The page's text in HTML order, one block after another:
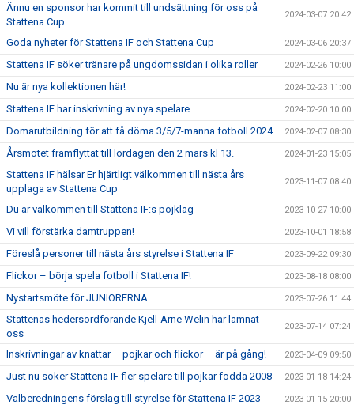
Ännu en sponsor har kommit till undsättning för oss på
Stattena Cup
2024-03-07 20:42
Goda nyheter för Stattena IF och Stattena Cup 2024-03-06 20:37
Stattena IF söker tränare på ungdomssidan i olika roller 2024-02-26 10:00
Nu är nya kollektionen här! 2024-02-23 11:00
Stattena IF har inskrivning av nya spelare 2024-02-20 10:00
Domarutbildning för att få döma 3/5/7-manna fotboll 2024 2024-02-07 08:30
Årsmötet framflyttat till lördagen den 2 mars kl 13. 2024-01-23 15:05
Stattena IF hälsar Er hjärtligt välkommen till nästa års
upplaga av Stattena Cup
2023-11-07 08:40
Du är välkommen till Stattena IF:s pojklag 2023-10-27 10:00
Vi vill förstärka damtruppen! 2023-10-01 18:58
Föreslå personer till nästa års styrelse i Stattena IF 2023-09-22 09:30
Flickor – börja spela fotboll i Stattena IF! 2023-08-18 08:00
Nystartsmöte för JUNIORERNA 2023-07-26 11:44
Stattenas hedersordförande Kjell-Arne Welin har lämnat
oss
2023-07-14 07:24
Inskrivningar av knattar – pojkar och flickor – är på gång! 2023-04-09 09:50
Just nu söker Stattena IF fler spelare till pojkar födda 2008 2023-01-18 14:24
Valberedningens förslag till styrelse för Stattena IF 2023 2023-01-15 20:00